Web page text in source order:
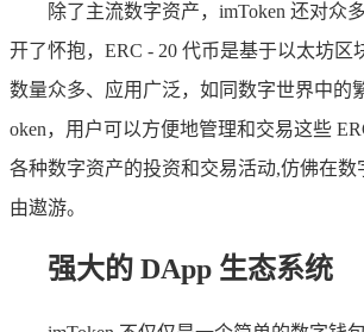
除了主流数字资产，imToken 还对众
开了怀抱，ERC - 20 代币是基于以太坊区
数量众多、应用广泛，如同数字世界中的
oken，用户可以方便地管理和交易这些
各种数字资产的投资和交易活动,仿佛在数
由遨游。
强大的 DApp 生态系统